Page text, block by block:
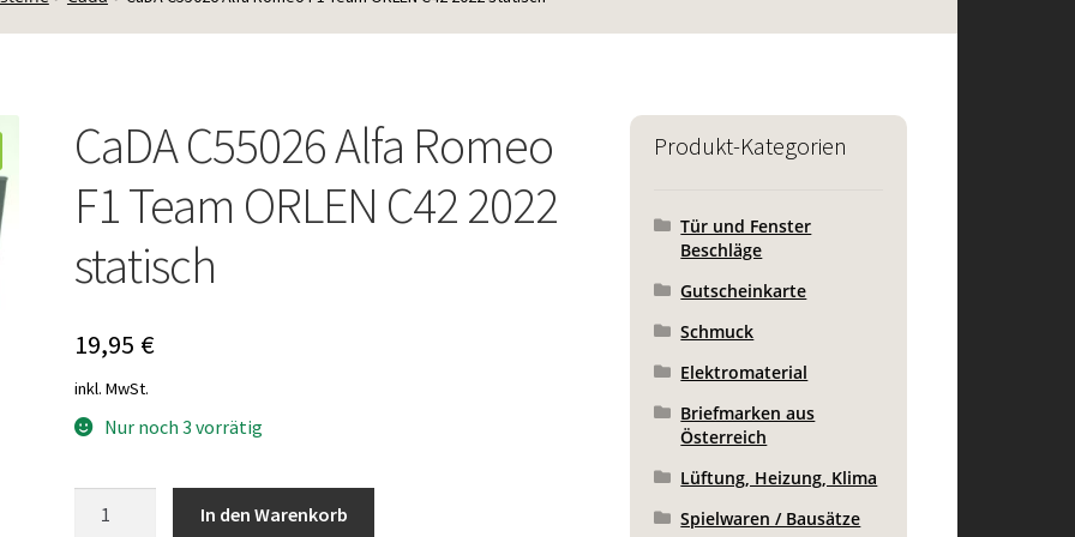
CaDA C55026 Alfa Romeo
F1 Team ORLEN C42 2022
statisch
19,95 €
inkl. MwSt.
Nur noch 3 vorrätig
In den Warenkorb
Produkt-Kategorien
Tür und Fenster
Beschläge
Gutscheinkarte
Schmuck
Elektromaterial
Briefmarken aus
Österreich
Lüftung, Heizung, Klima
Spielwaren / Bausätze